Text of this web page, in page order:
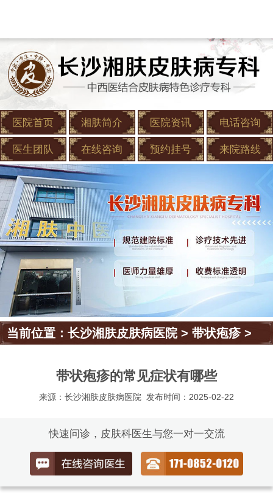
医院首页 湘肤简介 医院资讯 电话咨询
医生团队 在线咨询 预约挂号 来院路线
当前位置：长沙湘肤皮肤病医院>带状疱疹>
带状疱疹的常见症状有哪些
来源：长沙湘肤皮肤病医院 发布时间：2025-02-22
快速问诊，皮肤科医生与您一对一交流